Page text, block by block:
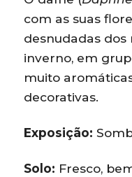
com as suas
desnudadas
inverno, em
muito
decorativas.
Exposição:
Solo: Fresco,